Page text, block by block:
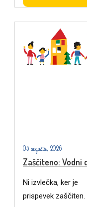
05 avgusta, 2026
Zaščiteno: Vodni
Ni izvlečka, ker je
prispevek zaščiten.